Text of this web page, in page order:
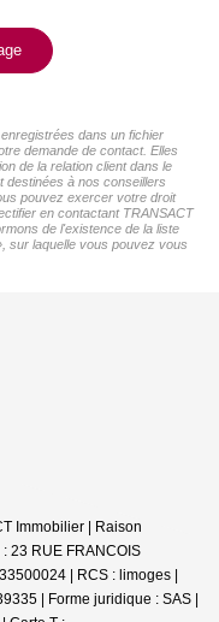
dans un fichier
demande de contact. Elles
de la relation client dans le
destinées à nos conseillers
pouvez exercer votre droit
en contactant TRANSACT
de l'existence de la liste
sur laquelle vous pouvez vous
Immobilier | Raison
23 RUE FRANCOIS
| RCS : limoges |
| Forme juridique : SAS |